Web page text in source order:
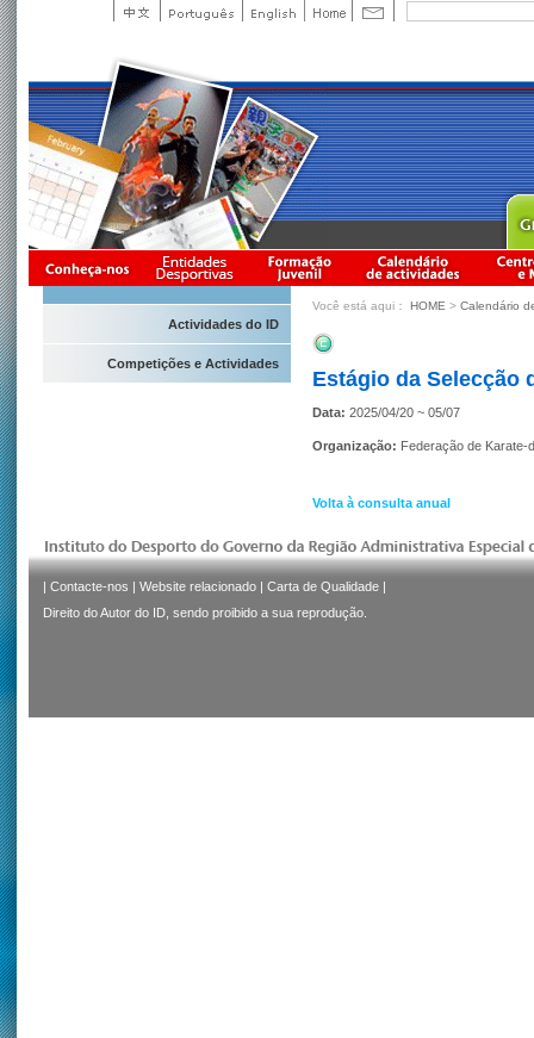
Actividades do ID
Competições e Actividades
Você está aqui： HOME > Calendário
Estágio da Selecção
Data: 2025/04/20 ~ 05/07
Organização: Federação de Karate-
Volta à consulta anual
| Contacte-nos | Website relacionado | Carta de Qualidade |
Direito do Autor do ID, sendo proibido a sua reprodução.